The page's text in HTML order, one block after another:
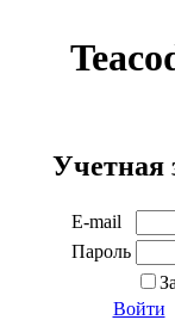
Учетная
E-mail
Пароль
Войти